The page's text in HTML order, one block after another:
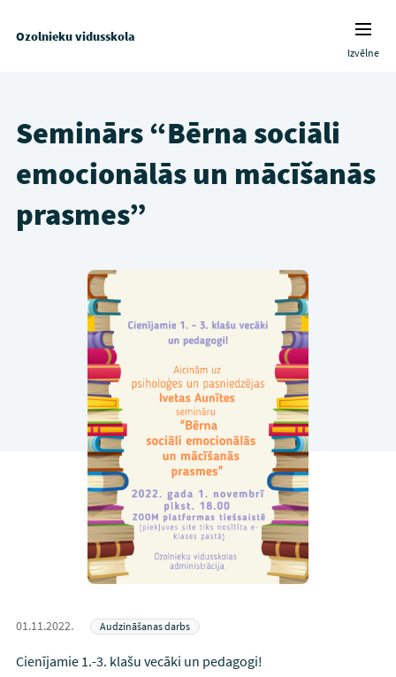
Ozolnieku vidusskola
Izvēlne
Seminārs “Bērna sociāli
emocionālās un mācīšanās
prasmes”
01.11.2022. Audzināšanas darbs
Cienījamie 1.-3. klašu vecāki un pedagogi!